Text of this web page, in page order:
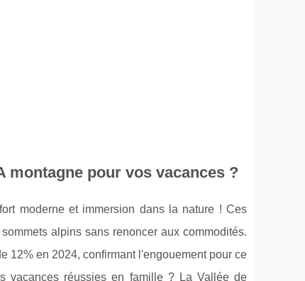
montagne pour vos vacances ?
moderne et immersion dans la nature ! Ces
alpins sans renoncer aux commodités.
12% en 2024, confirmant l'engouement pour ce
vacances réussies en famille ? La Vallée de